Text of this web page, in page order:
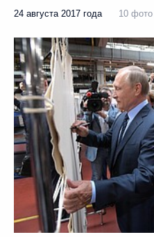
24 августа 2017 года 10 фото